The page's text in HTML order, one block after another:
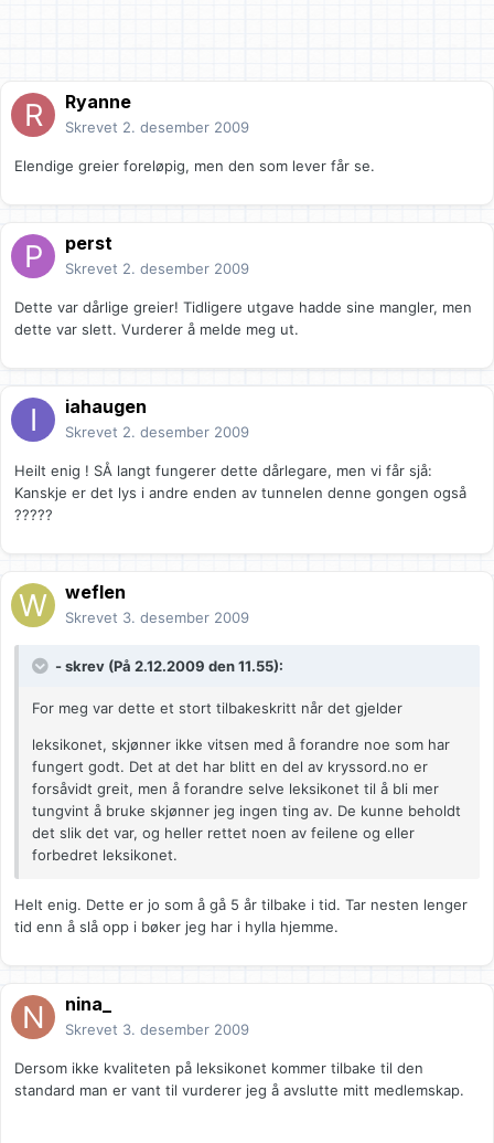
Ryanne
Skrevet 2. desember 2009
Elendige greier foreløpig, men den som lever får se.
perst
Skrevet 2. desember 2009
Dette var dårlige greier! Tidligere utgave hadde sine mangler, men
dette var slett. Vurderer å melde meg ut.
iahaugen
Skrevet 2. desember 2009
Heilt enig ! SÅ langt fungerer dette dårlegare, men vi får sjå:
Kanskje er det lys i andre enden av tunnelen denne gongen også
?????
weflen
Skrevet 3. desember 2009
- skrev (På 2.12.2009 den 11.55):
For meg var dette et stort tilbakeskritt når det gjelder
leksikonet, skjønner ikke vitsen med å forandre noe som har
fungert godt. Det at det har blitt en del av kryssord.no er
forsåvidt greit, men å forandre selve leksikonet til å bli mer
tungvint å bruke skjønner jeg ingen ting av. De kunne beholdt
det slik det var, og heller rettet noen av feilene og eller
forbedret leksikonet.
Helt enig. Dette er jo som å gå 5 år tilbake i tid. Tar nesten lenger
tid enn å slå opp i bøker jeg har i hylla hjemme.
nina_
Skrevet 3. desember 2009
Dersom ikke kvaliteten på leksikonet kommer tilbake til den
standard man er vant til vurderer jeg å avslutte mitt medlemskap.